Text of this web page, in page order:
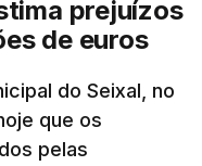
prejuízos
de euros
do Seixal, no
que os
pelas